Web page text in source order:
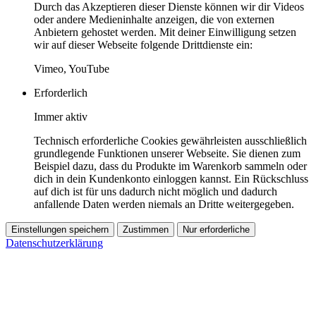
Durch das Akzeptieren dieser Dienste können wir dir Videos
oder andere Medieninhalte anzeigen, die von externen
Anbietern gehostet werden. Mit deiner Einwilligung setzen
wir auf dieser Webseite folgende Drittdienste ein:
Vimeo, YouTube
Erforderlich
Immer aktiv
Technisch erforderliche Cookies gewährleisten ausschließlich
grundlegende Funktionen unserer Webseite. Sie dienen zum
Beispiel dazu, dass du Produkte im Warenkorb sammeln oder
dich in dein Kundenkonto einloggen kannst. Ein Rückschluss
auf dich ist für uns dadurch nicht möglich und dadurch
anfallende Daten werden niemals an Dritte weitergegeben.
Einstellungen speichern Zustimmen Nur erforderliche
Datenschutzerklärung